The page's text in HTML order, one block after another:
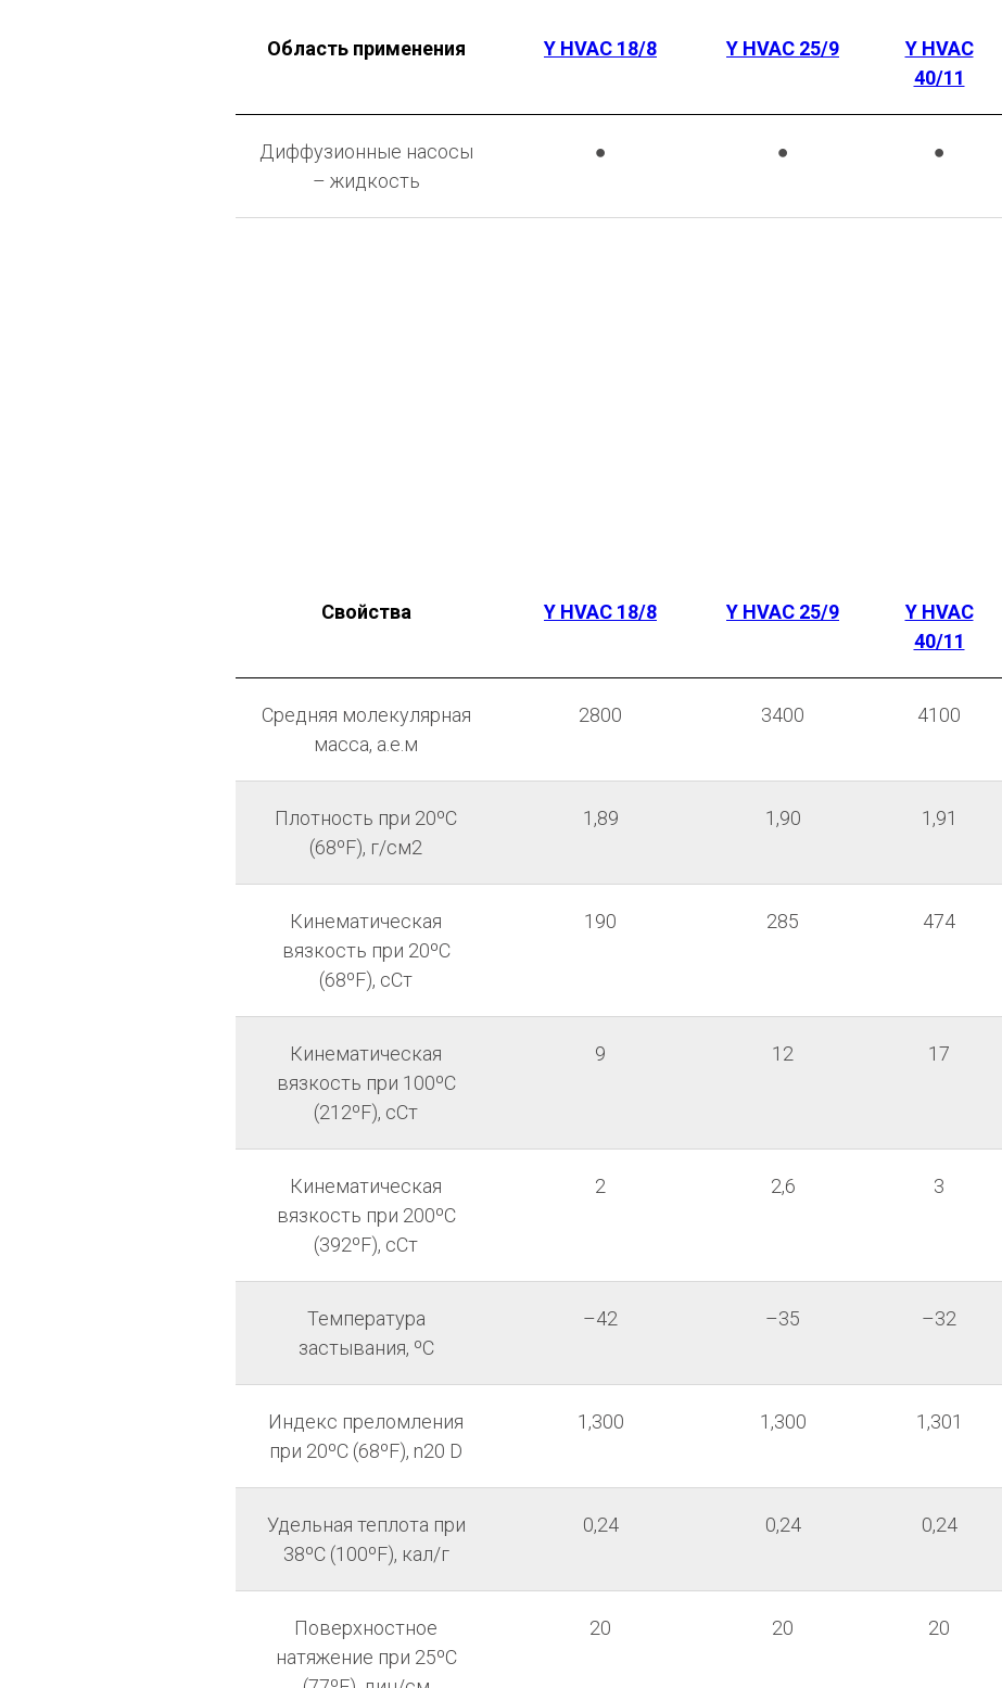
Область применения Y HVAC 18/8 Y HVAC 25/9
Y HVAC
40/11
Диффузионные насосы
– жидкость
● ● ●
Свойства Y HVAC 18/8 Y HVAC 25/9
Y HVAC
40/11
Средняя молекулярная
масса, а.е.м
2800 3400 4100
Плотность при 20ºC
(68ºF), г/см2
1,89 1,90 1,91
Кинематическая
вязкость при 20ºC
(68ºF), сСт
190 285 474
Кинематическая
вязкость при 100ºC
(212ºF), сСт
9 12 17
Кинематическая
вязкость при 200ºC
(392ºF), сСт
2 2,6 3
Температура
застывания, ºC
–42 –35 –32
Индекс преломления
при 20ºC (68ºF), n20 D
1,300 1,300 1,301
Удельная теплота при
38ºC (100ºF), кал/г
0,24 0,24 0,24
Поверхностное
натяжение при 25ºC
20 20 20